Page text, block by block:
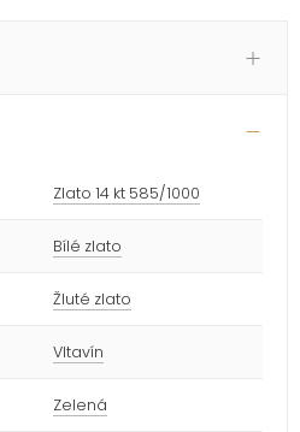
Zlato 14 kt 585/1000
Bílé zlato
Žluté zlato
Vltavín
Zelená